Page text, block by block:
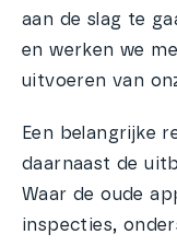
aan de slag te
en werken we
uitvoeren van
Een belangrijke
daarnaast de
Waar de oude
inspecties,